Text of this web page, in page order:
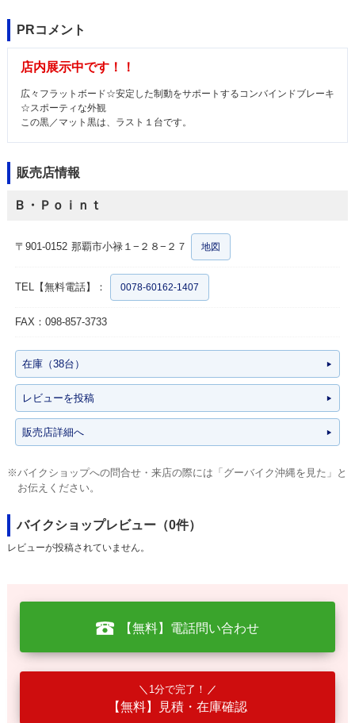
PRコメント
店内展示中です！！
広々フラットボード☆安定した制動をサポートするコンバインドブレーキ
☆スポーティな外観
この黒／マット黒は、ラスト１台です。
販売店情報
Ｂ・Ｐｏｉｎｔ
〒901-0152 那覇市小禄１−２８−２７ 地図
TEL【無料電話】： 0078-60162-1407
FAX：098-857-3733
在庫（38台）
レビューを投稿
販売店詳細へ
※バイクショップへの問合せ・来店の際には「グーバイク沖縄を見た」と
お伝えください。
バイクショップレビュー（0件）
レビューが投稿されていません。
【無料】電話問い合わせ
1分で完了！
【無料】見積・在庫確認